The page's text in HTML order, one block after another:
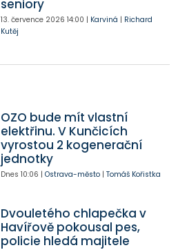
seniory
13. července 2026 14:00 | Karviná | Richard
Kutěj
OZO bude mít vlastní
elektřinu. V Kunčicích
vyrostou 2 kogenerační
jednotky
Dnes 10:06 | Ostrava-město| Tomáš Kořistka
Dvouletého chlapečka v
Havířově pokousal pes,
policie hledá majitele